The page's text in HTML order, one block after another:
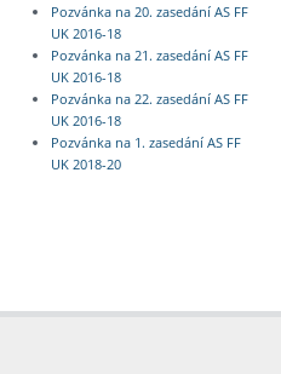
Pozvánka na 20. zasedání AS FF
UK 2016-18
Pozvánka na 21. zasedání AS FF
UK 2016-18
Pozvánka na 22. zasedání AS FF
UK 2016-18
Pozvánka na 1. zasedání AS FF
UK 2018-20